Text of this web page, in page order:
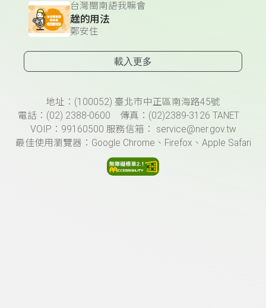
台灣閩南語我嘛會
趖的用法
鄭安住
載入更多
頁尾資訊地址：(100052) 臺北市中正區南海路45號
電話：(02) 2388-0600 傳真：(02)2389-3126 TANET
VOIP：99160500 服務信箱： service@ner.gov.tw
最佳使用瀏覽器：Google Chrome、Firefox、Apple Safari